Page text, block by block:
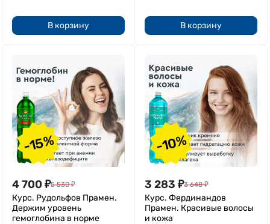
В корзину В корзину
-15%
4 700 ₽5 530 ₽
Курс. Рудольфов Прамен.
Держим уровень
гемоглобина в норме
-10%
3 283 ₽3 648 ₽
Курс. Фердинандов
Прамен. Красивые волосы
и кожа